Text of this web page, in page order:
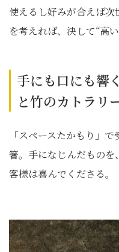
使えるし好みが合えば
を考えれば、決して“高
手にも口にも響
と竹のカトラリー
「スペースたかもり」
箸。手になじんだもの
客様は喜んでくださる。